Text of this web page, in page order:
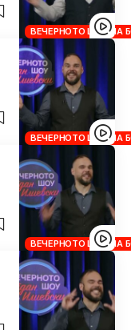
ВЕЧЕРНОТО ШОУ НА
ВЕЧЕРНОТО ШОУ НА
ВЕЧЕРНОТО ШОУ НА